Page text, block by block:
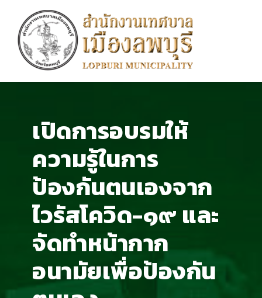
เปิดการอบรมให้
ความรู้ในการ
ป้องกันตนเองจาก
ไวรัสโควิด-๑๙ และ
จัดทำหน้ากาก
อนามัยเพื่อป้องกัน